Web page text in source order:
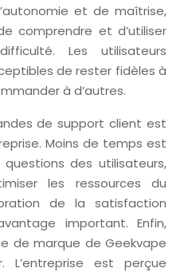
et de maîtrise,
comprendre et d’utiliser
Les utilisateurs
de rester fidèles à
à d’autres.
de support client est
Moins de temps est
des utilisateurs,
les ressources du
de la satisfaction
important. Enfin,
de marque de Geekvape
est perçue